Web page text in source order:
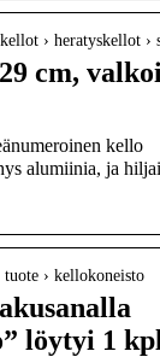
› heratyskellot ›
cm,
kello
alumiinia, ja
› kellokoneisto
löytyi 1